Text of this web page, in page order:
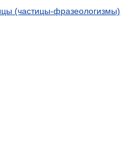
(частицы-фразеологизмы)